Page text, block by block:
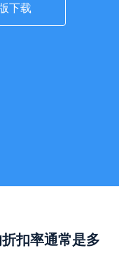
下载
扣率通常是多